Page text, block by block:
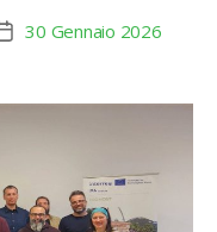
Data30 Gennaio 2026